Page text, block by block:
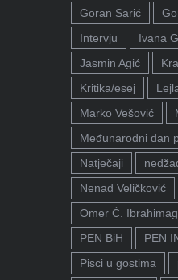
Goran Sarić
Intervju
Ivana
Jasmin Agić
Kritika/esej
Marko Vešović
Međunarodni dan
Natječaji
Nenad Veličković
Omer Ć.
PEN BiH
PEN
Pisci u gostima